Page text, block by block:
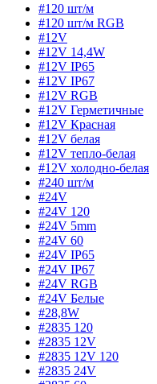
#120 шт/м
#120 шт/м RGB
#12V
#12V 14,4W
#12V IP65
#12V IP67
#12V RGB
#12V Герметичные
#12V Красная
#12V белая
#12V тепло-белая
#12V холодно-белая
#240 шт/м
#24V
#24V 120
#24V 5mm
#24V 60
#24V IP65
#24V IP67
#24V RGB
#24V Белые
#28,8W
#2835 120
#2835 12V
#2835 12V 120
#2835 24V